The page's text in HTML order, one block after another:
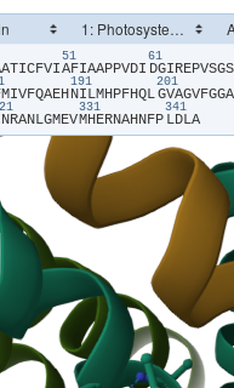
​A​​T​​I​​C​​F​​V​​I​
51
​A​​F​​I​​A​​A​​P​​P​​V​​D​​I​
61
​D​​G​​I​​R​​E​​P​​V​​S​​G​​S​
​M​​I​​V​​F​​Q​​A​​E​​H​
191
​N​​I​​L​​M​​H​​P​​F​​H​​Q​​L​
201
​G​​V​​A​​G​​V​​F​​G​​G​​A​
​N​​R​​A​​N​​L​​G​​M​​E​​V​
331
​M​​H​​E​​R​​N​​A​​H​​N​​F​​P​
341
​L​​D​​L​​A​